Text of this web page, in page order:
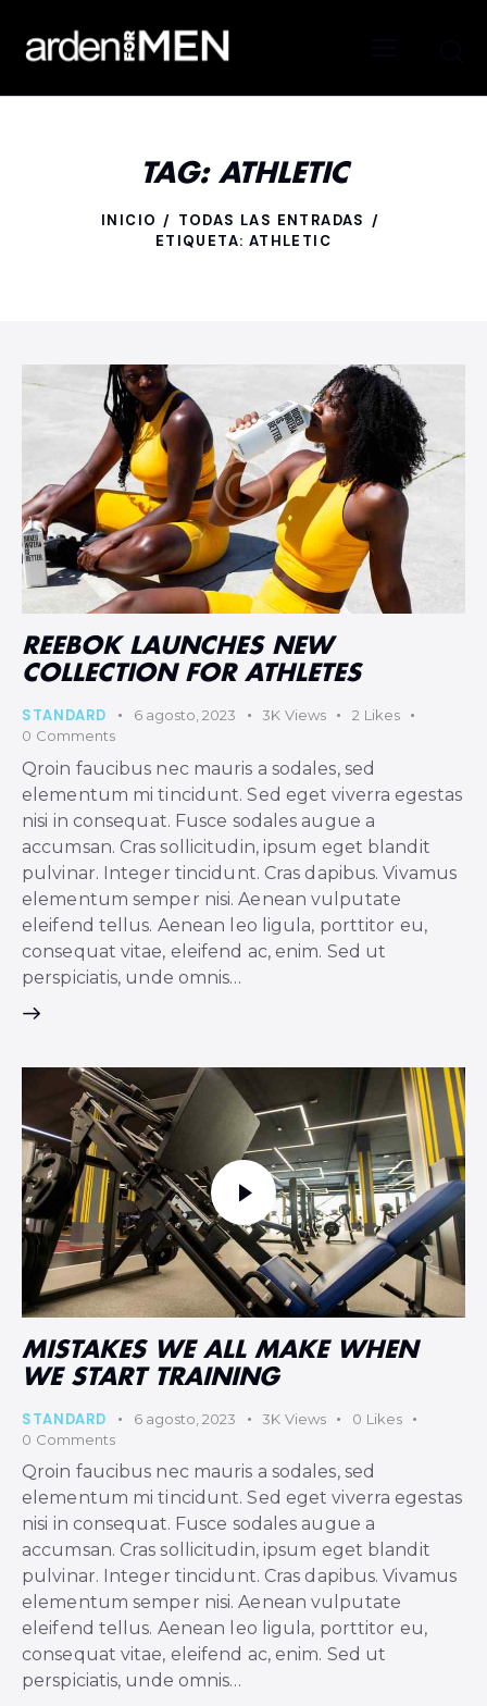
TAG: ATHLETIC
INICIO
TODAS LAS ENTRADAS
ETIQUETA: ATHLETIC
REEBOK LAUNCHES NEW
COLLECTION FOR ATHLETES
STANDARD 6 agosto, 2023 3K Views 2 Likes
0 Comments
Qroin faucibus nec mauris a sodales, sed
elementum mi tincidunt. Sed eget viverra egestas
nisi in consequat. Fusce sodales augue a
accumsan. Cras sollicitudin, ipsum eget blandit
pulvinar. Integer tincidunt. Cras dapibus. Vivamus
elementum semper nisi. Aenean vulputate
eleifend tellus. Aenean leo ligula, porttitor eu,
consequat vitae, eleifend ac, enim. Sed ut
perspiciatis, unde omnis…
MISTAKES WE ALL MAKE WHEN
WE START TRAINING
STANDARD 6 agosto, 2023 3K Views 0 Likes
0 Comments
Qroin faucibus nec mauris a sodales, sed
elementum mi tincidunt. Sed eget viverra egestas
nisi in consequat. Fusce sodales augue a
accumsan. Cras sollicitudin, ipsum eget blandit
pulvinar. Integer tincidunt. Cras dapibus. Vivamus
elementum semper nisi. Aenean vulputate
eleifend tellus. Aenean leo ligula, porttitor eu,
consequat vitae, eleifend ac, enim. Sed ut
perspiciatis, unde omnis…